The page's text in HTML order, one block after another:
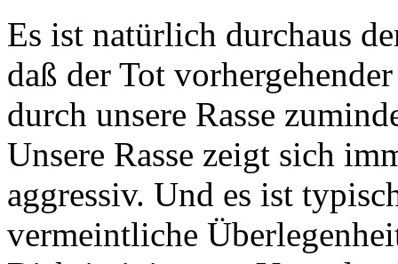
Es ist natürlich durchaus
daß der Tot
durch unsere Rasse
Unsere Rasse zeigt sich
aggressiv. Und es ist
vermeintliche